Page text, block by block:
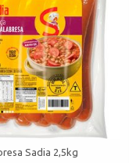
Sadia 2,5kg